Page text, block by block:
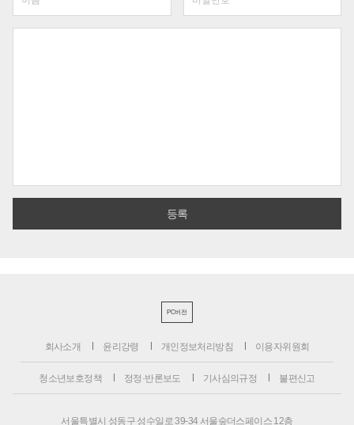
PC버전
회사소개 윤리강령 개인정보처리방침 이용자위원회
청소년보호정책 정정·반론보도 기사심의규정 불편신고
서울특별시 성동구 성수일로 39-34 서울숲더스페이스 12층